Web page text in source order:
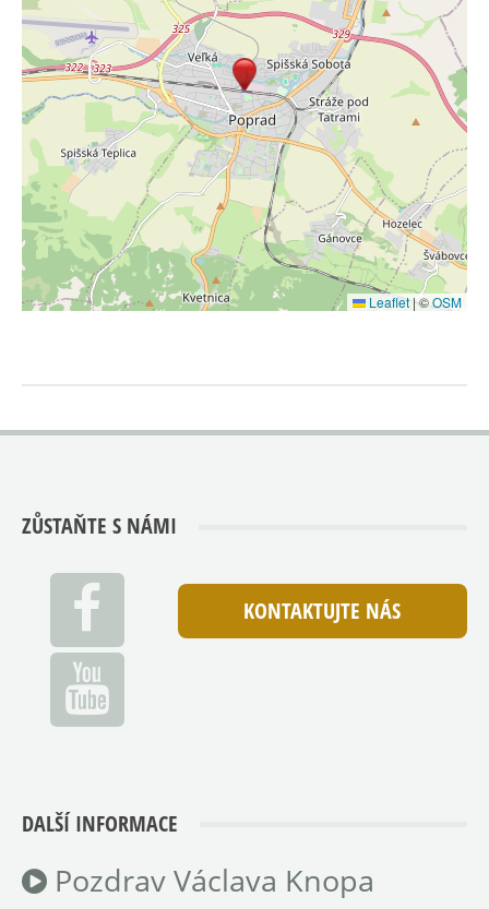
Leaflet |©OSM
ZŮSTAŇTE S NÁMI
KONTAKTUJTE NÁS
DALŠÍ INFORMACE
Pozdrav Václava Knopa